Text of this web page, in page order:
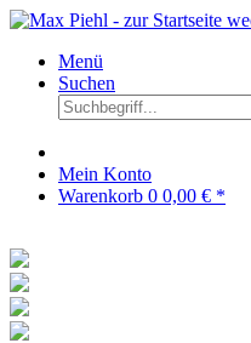
Menü
Suchen
Mein Konto
Warenkorb 0 0,00 € *